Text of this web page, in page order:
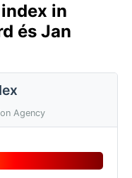
in
és Jan
Agency